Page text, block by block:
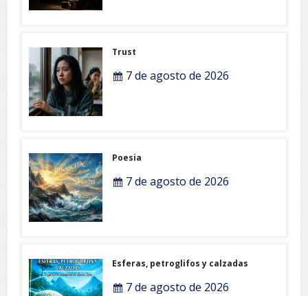
Trust
7 de agosto de 2026
Poesia
7 de agosto de 2026
Esferas, petroglifos y calzadas
7 de agosto de 2026